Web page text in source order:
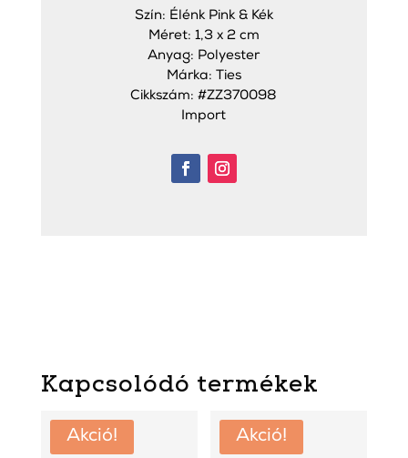
Szín: Élénk Pink & Kék
Méret: 1,3 x 2 cm
Anyag: Polyester
Márka: Ties
Cikkszám: #ZZ370098
Import
Kapcsolódó termékek
Akció! Akció!